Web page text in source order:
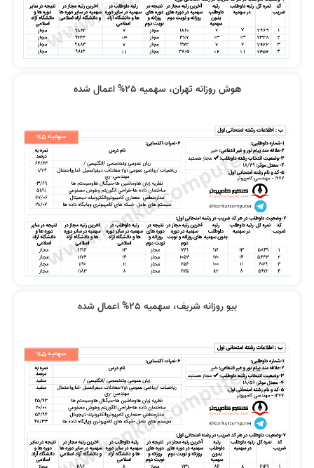
بودن
همه دروس عالی تدریس شده بودند نیار نیست کتاب تهیه کنید
فیلم ها با بیان شیوا و بدون ابهام بود کیفیت بالا و هزینه مناسب
نظر رتبه 11 کنکور 1400 فیلم‌ها بی‌نیازم کرد
هوش روزانه تهران، سهمیه 25% اعمال شده
بیو روزانه شریف، سهمیه 25% اعمال شده